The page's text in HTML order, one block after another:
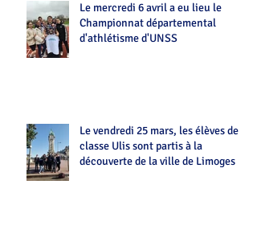
Le mercredi 6 avril a eu lieu le
Championnat départemental
d'athlétisme d'UNSS
Le vendredi 25 mars, les élèves de la
classe Ulis sont partis à la
découverte de la ville de Limoges